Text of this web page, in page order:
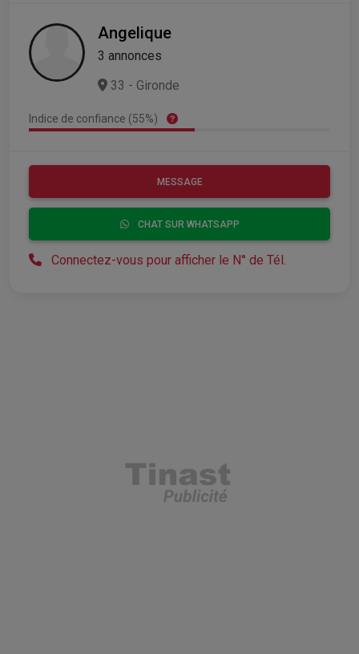
Angelique
3 annonces
33 - Gironde
Indice de confiance (55%)
MESSAGE
CHAT SUR WHATSAPP
Connectez-vous pour afficher le N° de Tél.